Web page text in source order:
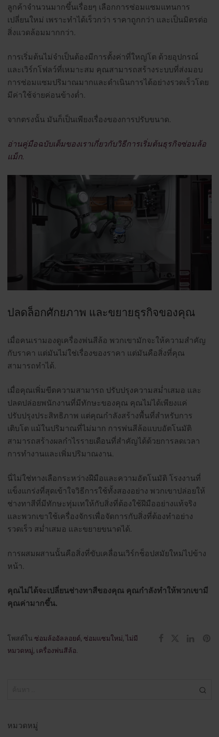
ลูกค้าจำนวนมากขึ้นเรื่อยๆ เลือกการซ่อมแซมแทนการ
เปลี่ยนใหม่ เพราะทำได้เร็วกว่า ราคาถูกกว่า และเป็นมิตรต่อ
สิ่งแวดล้อมมากกว่า.
การเริ่มต้นไม่จำเป็นต้องมีการตั้งค่าที่ใหญ่โต ด้วยอุปกรณ์
และเวิร์กโฟลว์ที่เหมาะสม คุณสามารถสร้างระบบที่ส่งมอบ
การซ่อมแซมปริมาณมากและดำเนินการได้อย่างรวดเร็วโดย
มีค่าใช้จ่ายค่อนข้างต่ำ.
จากตรงนั้น มันก็เป็นเพียงเรื่องของการปรับขนาด.
อ่านคู่มือฉบับเต็มของเราเกี่ยวกับวิธีการเริ่มต้นธุรกิจซ่อมล้อ
แม็ก.
ปลดล็อกศักยภาพ และขยายธุรกิจของคุณ
เมื่อคนเรามองดูเครื่องพ่นสีล้อ พวกเขามักจะให้ความสำคัญ
กับราคา แต่มันไม่ใช่เรื่องของราคา แต่มันคือสิ่งที่คุณ
สามารถทำได้.
เมื่อคุณเพิ่มขีดความสามารถ ปรับปรุงความสม่ำเสมอ และ
ปลดปล่อยพนักงานที่มีทักษะของคุณ คุณไม่ได้เพียงแค่
ปรับปรุงประสิทธิภาพ แต่คุณกำลังสร้างพื้นที่สำหรับการ
เติบโต แม้ในปริมาณที่ไม่มาก การพ่นสีล้อแบบอัตโนมัติ
สามารถสร้างผลกำไรรายเดือนที่สำคัญได้ด้วยการลดเวลา
การทำงานและเพิ่มปริมาณงาน.
นี่ไม่ใช่ทางเลือกระหว่างฝีมือและความอัตโนมัติ โรงงานที่
แข็งแกร่งที่สุดเข้าใจวิธีการใช้ทั้งสองอย่าง พวกเขาปล่อยให้
ช่างทาสีที่มีทักษะทุ่มเทให้กับสิ่งที่ต้องใช้ฝีมืออย่างแท้จริง
และพวกเขาใช้เครื่องจักรเพื่อจัดการกับสิ่งที่ต้องทำอย่าง
รวดเร็ว สม่ำเสมอ และขยายขนาดได้.
การผสมผสานนั้นคือสิ่งที่ขับเคลื่อนเวิร์กช็อปสมัยใหม่ไปข้าง
หน้า.
คุณไม่ได้จะเปลี่ยนช่างทาสีของคุณ คุณกำลังทำให้พวกเขามี
คุณค่ามากขึ้น.
โพสต์ใน ซ่อมล้ออัลลอยด์, ซ่อมแซมใหม่, ไม่มี
หมวดหมู่, เครื่องพ่นสีล้อ
หมวดหมู่